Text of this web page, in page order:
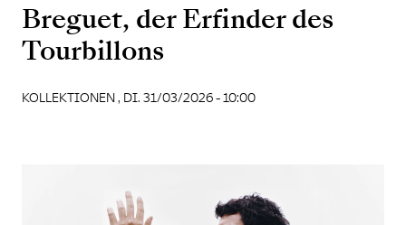
Breguet, der Erfinder des
Tourbillons
KOLLEKTIONEN , DI. 31/03/2026 - 10:00